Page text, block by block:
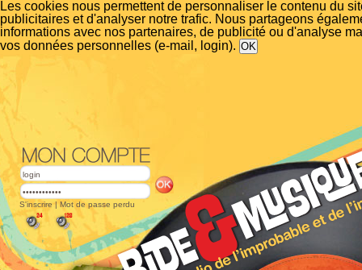
Les cookies nous permettent de personnaliser le contenu du
publicitaires et d'analyser notre trafic. Nous partageons
informations avec nos partenaires, de publicité ou d'analyse
vos données personnelles (e-mail, login).
S'inscrire | Mot de passe perdu